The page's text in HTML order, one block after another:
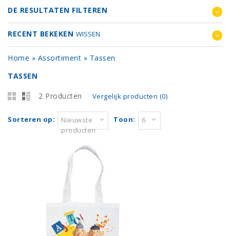
DE RESULTATEN FILTEREN
RECENT BEKEKEN WISSEN
Home » Assortiment » Tassen
TASSEN
2 Producten Vergelijk producten (0)
Sorteren op:
Nieuwste
producten
Toon: 6